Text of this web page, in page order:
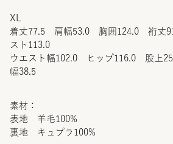
XL
着丈77.5 肩幅53.0 胸囲124.0 裄丈
スト113.0
ウエスト幅102.0 ヒップ116.0 股上
幅38.5
素材：
表地 羊毛100%
裏地 キュプラ100%